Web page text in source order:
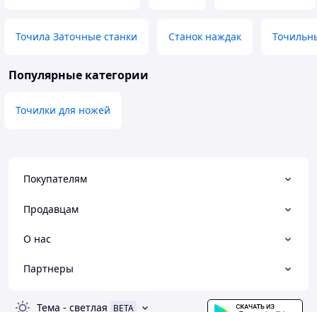
Точила Заточные станки Станок наждак
Популярные категории
Точилки для ножей
Покупателям
Продавцам
О нас
Партнеры
Тема - светлая BETA